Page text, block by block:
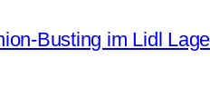
Busting im Lidl